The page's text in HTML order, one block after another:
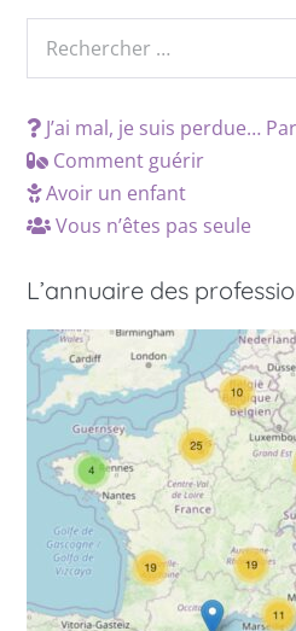
J’ai mal, je suis perdue…
Comment guérir
Avoir un enfant
Vous n’êtes pas seule
L’annuaire des